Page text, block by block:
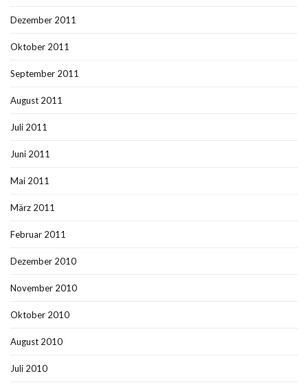
Dezember 2011
Oktober 2011
September 2011
August 2011
Juli 2011
Juni 2011
Mai 2011
März 2011
Februar 2011
Dezember 2010
November 2010
Oktober 2010
August 2010
Juli 2010